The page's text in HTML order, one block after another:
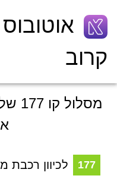
אוטובוס
קרוב
177 לכיוון רכבת